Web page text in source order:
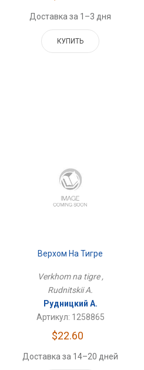
Доставка за 1–3 дня
КУПИТЬ
Верхом На Тигре
Verkhom na tigre ,
Rudnitskii A.
Рудницкий А.
Артикул: 1258865
$22.60
Доставка за 14–20 дней